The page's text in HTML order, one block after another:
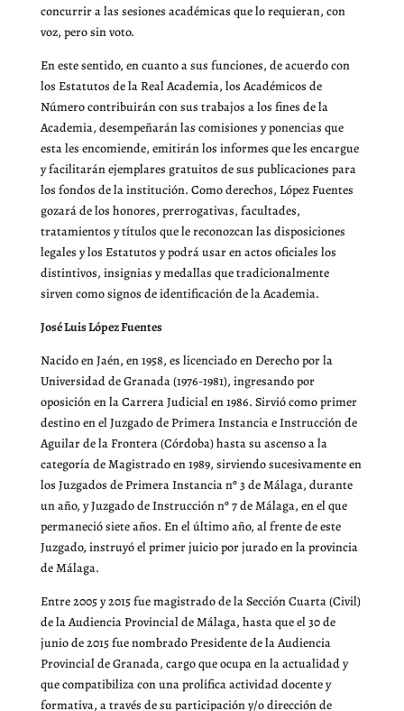
concurrir a las sesiones académicas que lo requieran, con
voz, pero sin voto.
En este sentido, en cuanto a sus funciones, de acuerdo con
los Estatutos de la Real Academia, los Académicos de
Número contribuirán con sus trabajos a los fines de la
Academia, desempeñarán las comisiones y ponencias que
esta les encomiende, emitirán los informes que les encargue
y facilitarán ejemplares gratuitos de sus publicaciones para
los fondos de la institución. Como derechos, López Fuentes
gozará de los honores, prerrogativas, facultades,
tratamientos y títulos que le reconozcan las disposiciones
legales y los Estatutos y podrá usar en actos oficiales los
distintivos, insignias y medallas que tradicionalmente
sirven como signos de identificación de la Academia.
José Luis López Fuentes
Nacido en Jaén, en 1958, es licenciado en Derecho por la
Universidad de Granada (1976-1981), ingresando por
oposición en la Carrera Judicial en 1986. Sirvió como primer
destino en el Juzgado de Primera Instancia e Instrucción de
Aguilar de la Frontera (Córdoba) hasta su ascenso a la
categoría de Magistrado en 1989, sirviendo sucesivamente en
los Juzgados de Primera Instancia nº 3 de Málaga, durante
un año, y Juzgado de Instrucción nº 7 de Málaga, en el que
permaneció siete años. En el último año, al frente de este
Juzgado, instruyó el primer juicio por jurado en la provincia
de Málaga.
Entre 2005 y 2015 fue magistrado de la Sección Cuarta (Civil)
de la Audiencia Provincial de Málaga, hasta que el 30 de
junio de 2015 fue nombrado Presidente de la Audiencia
Provincial de Granada, cargo que ocupa en la actualidad y
que compatibiliza con una prolífica actividad docente y
formativa, a través de su participación y/o dirección de